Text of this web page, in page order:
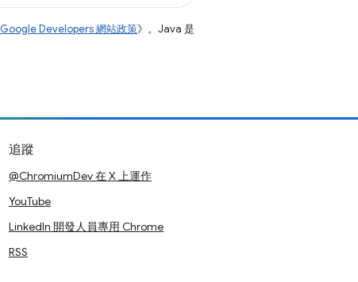
Google Developers 網站政策》。Java 是
追蹤
@ChromiumDev 在 X 上運作
YouTube
LinkedIn 開發人員專用 Chrome
RSS